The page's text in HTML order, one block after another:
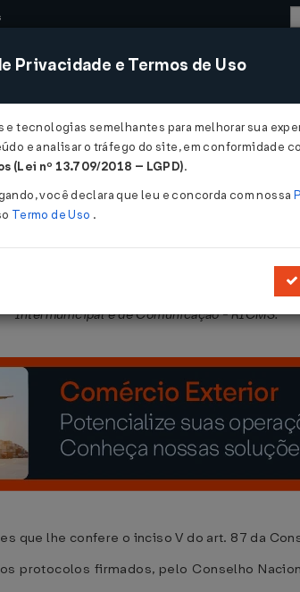
SISTEMAS COMÉRCIO
Relativas à Circulação de Mercadorias e
Intermunicipal e de Comunicação - RICMS.
que lhe confere o inciso V do art. 87 da
protocolos firmados, pelo Conselho
Privacidade e Termos de Uso
tecnologias semelhantes para melhorar sua
e analisar o tráfego do site, em conformidade
(Lei nº 13.709/2018 – LGPD).
você declara que leu e concorda com nossa
Termo de Uso .